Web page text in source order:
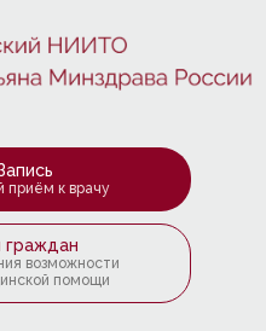
приём к врачу
возможности
помощи